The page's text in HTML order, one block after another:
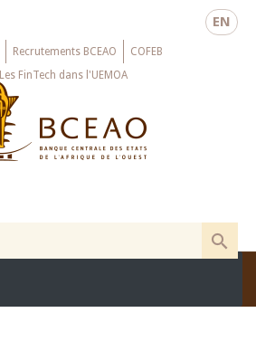
EN
Recrutements BCEAO
COFEB
Les FinTech dans l'UEMOA